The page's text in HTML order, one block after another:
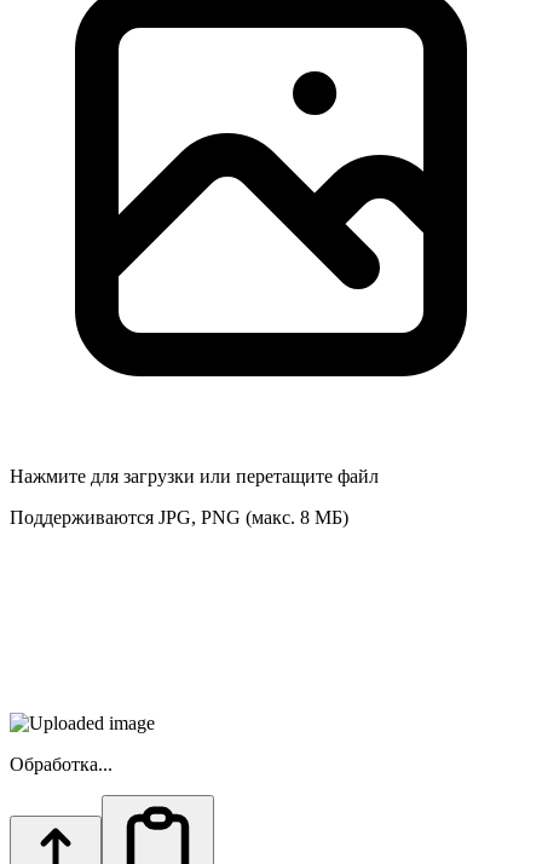
Нажмите для загрузки или перетащите файл
Поддерживаются JPG, PNG (макс. 8 МБ)
Обработка...